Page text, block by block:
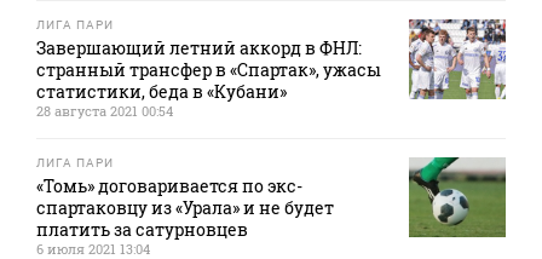
ЛИГА ПАРИ
Завершающий летний аккорд в ФНЛ:
странный трансфер в «Спартак», ужасы
статистики, беда в «Кубани»
28 августа 2021 00:54
ЛИГА ПАРИ
«Томь» договаривается по экс-
спартаковцу из «Урала» и не будет
платить за сатурновцев
6 июля 2021 13:04